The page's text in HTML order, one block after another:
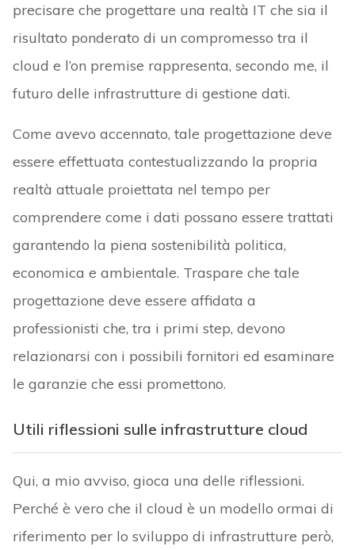
precisare che progettare una realtà IT che sia il
risultato ponderato di un compromesso tra il
cloud e l’on premise rappresenta, secondo me, il
futuro delle infrastrutture di gestione dati.
Come avevo accennato, tale progettazione deve
essere effettuata contestualizzando la propria
realtà attuale proiettata nel tempo per
comprendere come i dati possano essere trattati
garantendo la piena sostenibilità politica,
economica e ambientale. Traspare che tale
progettazione deve essere affidata a
professionisti che, tra i primi step, devono
relazionarsi con i possibili fornitori ed esaminare
le garanzie che essi promettono.
Utili riflessioni sulle infrastrutture cloud
Qui, a mio avviso, gioca una delle riflessioni.
Perché è vero che il cloud è un modello ormai di
riferimento per lo sviluppo di infrastrutture però,